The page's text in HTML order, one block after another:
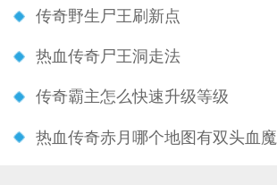
传奇野生尸王刷新点
热血传奇尸王洞走法
传奇霸主怎么快速升级等级
热血传奇赤月哪个地图有双头血魔